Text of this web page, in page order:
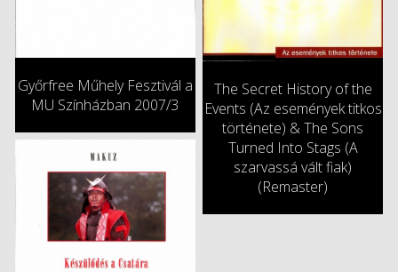
Győrfree Műhely Fesztivál a
MU Színházban 2007/3
The Secret History of the
Events (Az események titkos
története) & The Sons
Turned Into Stags (A
szarvassá vált fiak)
(Remaster)